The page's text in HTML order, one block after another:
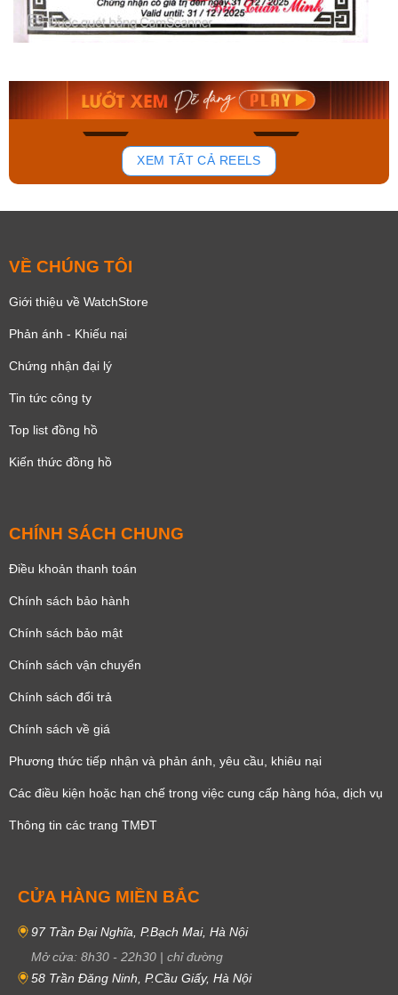
194
Orient Nam RA-
Mua ngay
Casio Nam MTS-
Mua ngay
XEM TẤT CẢ REELS
VỀ CHÚNG TÔI
Giới thiệu về WatchStore
Phản ánh - Khiếu nại
Chứng nhận đại lý
Tin tức công ty
Top list đồng hồ
Kiến thức đồng hồ
CHÍNH SÁCH CHUNG
Điều khoản thanh toán
Chính sách bảo hành
Chính sách bảo mật
Chính sách vận chuyển
Chính sách đổi trả
Chính sách về giá
Phương thức tiếp nhận và phản ánh, yêu cầu, khiêu nại
Các điều kiện hoặc hạn chế trong việc cung cấp hàng hóa, dịch vụ
Thông tin các trang TMĐT
CỬA HÀNG MIỀN BẮC
97 Trần Đại Nghĩa, P.Bạch Mai, Hà Nội
Mở cửa: 8h30 - 22h30 | chỉ đường
58 Trần Đăng Ninh, P.Cầu Giấy, Hà Nội